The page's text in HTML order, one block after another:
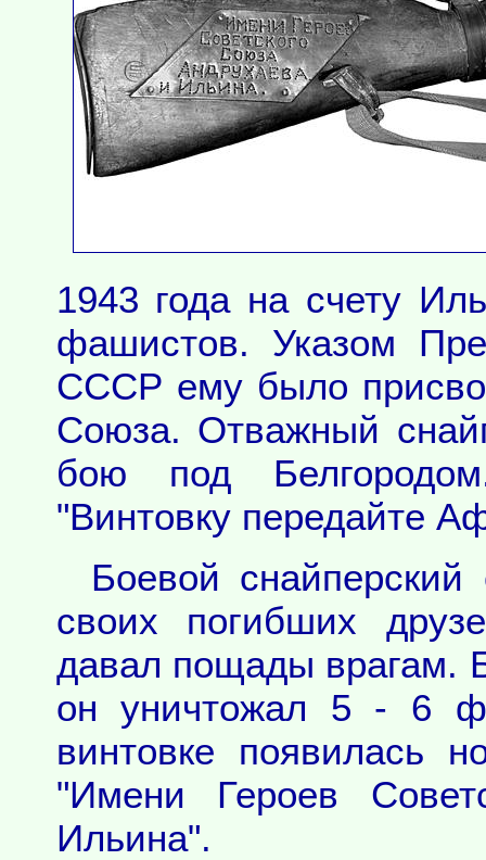
1943 года на счету
фашистов. Указом
СССР ему было
Союза. Отважный
бою под
"Винтовку передайте
Боевой
своих погибших
давал пощады врагам.
он уничтожал 5 - 6
винтовке появилась
"Имени Героев
Ильина".